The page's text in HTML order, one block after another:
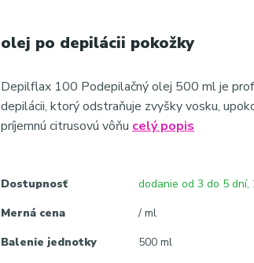
olej po depilácii pokožky
Depilflax 100 Podepilačný olej 500 ml je
depilácii, ktorý odstraňuje zvyšky vosku,
príjemnú citrusovú vôňu celý popis
Dostupnosť
dodanie od 3 do 5 dní,
Merná cena
/ ml
Balenie jednotky
500 ml